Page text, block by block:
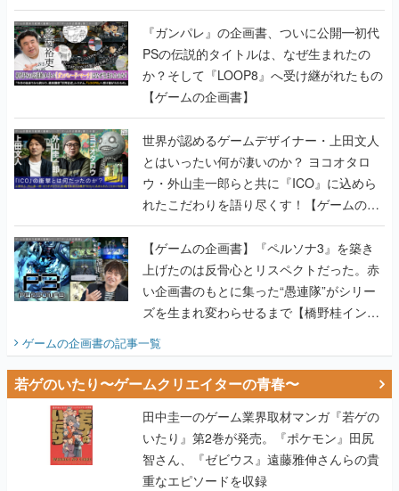
書】
『ガンパレ』の企画書、ついに公開━初代
PSの伝説的タイトルは、なぜ生まれたの
か？そして『LOOP8』へ受け継がれたもの
【ゲームの企画書】
世界が認めるゲームデザイナー・上田文人
とはいったい何が凄いのか？ ヨコオタロ
ウ・外山圭一郎らと共に『ICO』に込めら
れたこだわりを語り尽くす！【ゲームの企
画書】
【ゲームの企画書】『ペルソナ3』を築き
上げたのは反骨心とリスペクトだった。赤
い企画書のもとに集った“愚連隊”がシリー
ズを生まれ変わらせるまで【橋野桂インタ
ビュー】
ゲームの企画書の記事一覧
若ゲのいたり〜ゲームクリエイターの青春〜
田中圭一のゲーム業界取材マンガ『若ゲの
いたり』第2巻が発売。『ポケモン』田尻
智さん、『ゼビウス』遠藤雅伸さんらの貴
重なエピソードを収録